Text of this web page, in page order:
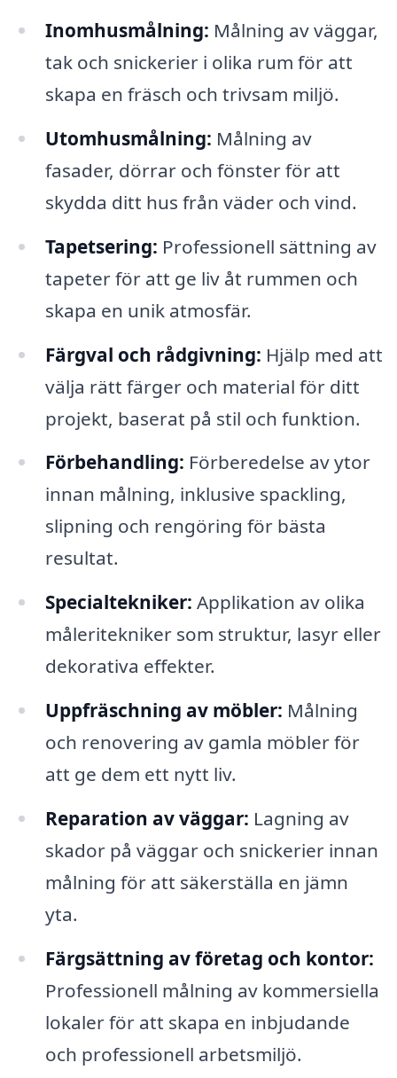
Inomhusmålning: Målning av väggar,
tak och snickerier i olika rum för att
skapa en fräsch och trivsam miljö.
Utomhusmålning: Målning av
fasader, dörrar och fönster för att
skydda ditt hus från väder och vind.
Tapetsering: Professionell sättning av
tapeter för att ge liv åt rummen och
skapa en unik atmosfär.
Färgval och rådgivning: Hjälp med att
välja rätt färger och material för ditt
projekt, baserat på stil och funktion.
Förbehandling: Förberedelse av ytor
innan målning, inklusive spackling,
slipning och rengöring för bästa
resultat.
Specialtekniker: Applikation av olika
måleritekniker som struktur, lasyr eller
dekorativa effekter.
Uppfräschning av möbler: Målning
och renovering av gamla möbler för
att ge dem ett nytt liv.
Reparation av väggar: Lagning av
skador på väggar och snickerier innan
målning för att säkerställa en jämn
yta.
Färgsättning av företag och kontor:
Professionell målning av kommersiella
lokaler för att skapa en inbjudande
och professionell arbetsmiljö.